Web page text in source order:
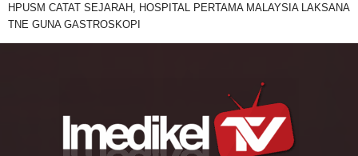
HPUSM CATAT SEJARAH, HOSPITAL PERTAMA MALAYSIA LAKSANA
TNE GUNA GASTROSKOPI